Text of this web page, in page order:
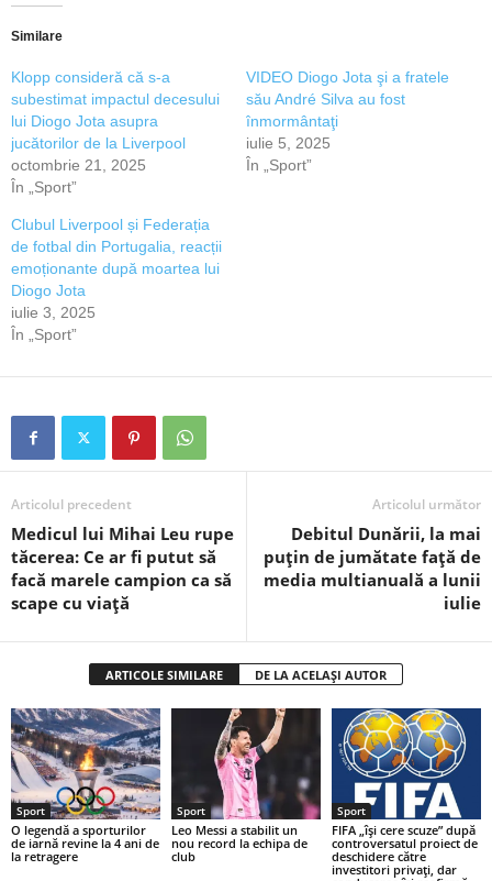
Similare
Klopp consideră că s-a
subestimat impactul decesului
lui Diogo Jota asupra
jucătorilor de la Liverpool
octombrie 21, 2025
În „Sport”
VIDEO Diogo Jota şi a fratele
său André Silva au fost
înmormântaţi
iulie 5, 2025
În „Sport”
Clubul Liverpool și Federația
de fotbal din Portugalia, reacții
emoționante după moartea lui
Diogo Jota
iulie 3, 2025
În „Sport”
Articolul precedent
Medicul lui Mihai Leu rupe
tăcerea: Ce ar fi putut să
facă marele campion ca să
scape cu viață
Articolul următor
Debitul Dunării, la mai
puţin de jumătate faţă de
media multianuală a lunii
iulie
ARTICOLE SIMILARE DE LA ACELAȘI AUTOR
Sport
O legendă a sporturilor
de iarnă revine la 4 ani de
la retragere
Sport
Leo Messi a stabilit un
nou record la echipa de
club
Sport
FIFA „îşi cere scuze” după
controversatul proiect de
deschidere către
investitori privaţi, dar